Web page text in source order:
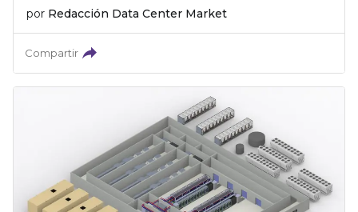
por Redacción Data Center Market
Compartir